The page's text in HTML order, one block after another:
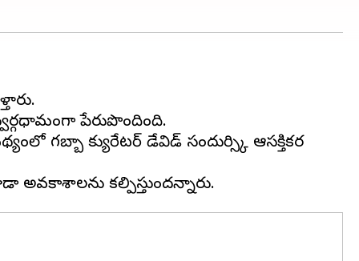
పేరుపొందింది.
గబ్బా క్యురేటర్ డేవిడ్ సందుర్స్కి ఆసక్తికర